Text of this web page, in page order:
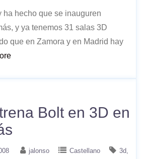
ha hecho que se inauguren
y ya tenemos 31 salas 3D
que en Zamora y en Madrid hay
Bolt en 3D en
jalonso Castellano
3d